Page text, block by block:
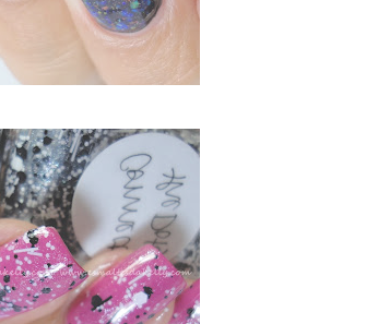
LOLLY - ZOYA MOD MATTE + CONNECT THE DOTS - LYNNDERELLA E RESULTADO DO SORTEIO DAS COMENTARISTAS DOS POSTS PROGRAMADOS